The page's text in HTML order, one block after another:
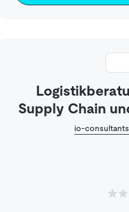
Supply Chain
io-